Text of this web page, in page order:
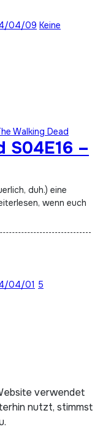
04/09 Keine
Walking Dead
S04E16 –
wenn euch
04/01 5
verwendet
nutzt, stimmst